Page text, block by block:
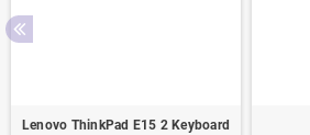
Lenovo ThinkPad E15 2 Keyboard